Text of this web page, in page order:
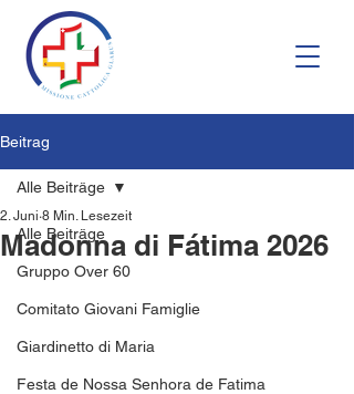
Beitrag
Alle Beiträge
Gruppo Over 60
Comitato Giovani Famiglie
Giardinetto di Maria
Festa de Nossa Senhora de Fatima
Alle Beiträge
Madonna di Fátima 2026
2. Juni 8 Min. Lesezeit